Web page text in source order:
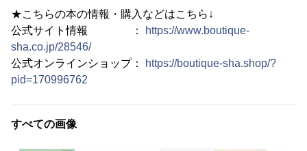
★こちらの本の情報・購入などはこちら↓
公式サイト情報 ：
https://www.boutique-
sha.co.jp/28546/
公式オンラインショップ：
https://boutique-sha.shop/?
pid=170996762
すべての画像